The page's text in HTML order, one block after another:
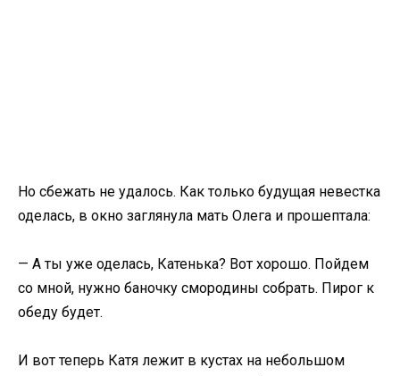
Но сбежать не удалось. Как только будущая невестка
оделась, в окно заглянула мать Олега и прошептала:
— А ты уже оделась, Катенька? Вот хорошо. Пойдем
со мной, нужно баночку смородины собрать. Пирог к
обеду будет.
И вот теперь Катя лежит в кустах на небольшом